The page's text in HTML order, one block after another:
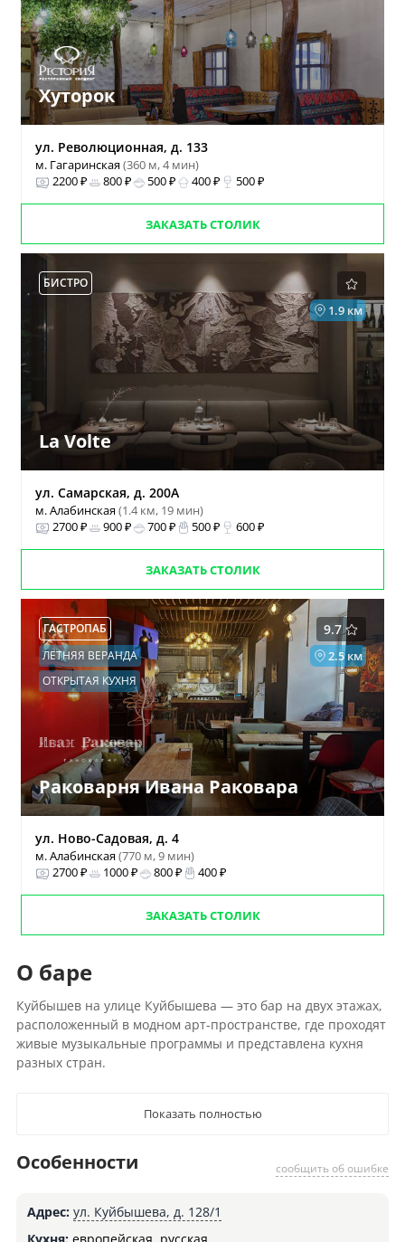
Хуторок
ул. Революционная, д. 133
м. Гагаринская(360 м, 4 мин)
2200 ₽
800 ₽ 500 ₽ 400 ₽ 500 ₽
ЗАКАЗАТЬ СТОЛИК
БИСТРО
1.9 км
La Volte
ул. Самарская, д. 200А
м. Алабинская(1.4 км, 19 мин)
2700 ₽
900 ₽ 700 ₽ 500 ₽ 600 ₽
ЗАКАЗАТЬ СТОЛИК
9.7
ГАСТРОПАБ
2.5 км
ЛЕТНЯЯ ВЕРАНДА
ОТКРЫТАЯ КУХНЯ
Раковарня Ивана Раковара
ул. Ново-Садовая, д. 4
м. Алабинская(770 м, 9 мин)
2700 ₽
1000 ₽ 800 ₽ 400 ₽
ЗАКАЗАТЬ СТОЛИК
О баре
Куйбышев на улице Куйбышева — это бар на двух этажах,
расположенный в модном арт-пространстве, где проходят
живые музыкальные программы и представлена кухня
разных стран.
Показать полностью
сообщить об ошибке
Особенности
Адрес: ул. Куйбышева, д. 128/1